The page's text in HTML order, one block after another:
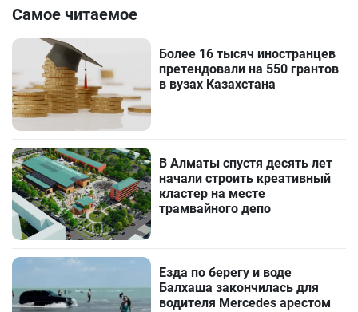
Самое читаемое
Более 16 тысяч иностранцев
претендовали на 550 грантов
в вузах Казахстана
В Алматы спустя десять лет
начали строить креативный
кластер на месте
трамвайного депо
Езда по берегу и воде
Балхаша закончилась для
водителя Mercedes арестом